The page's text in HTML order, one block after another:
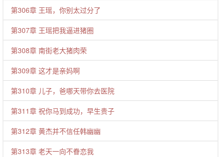
第306章 王瑶，你别太过分了
第307章 王瑶把我逼进猪圈
第308章 南街老大猪肉荣
第309章 这才是亲妈啊
第310章 儿子，爸哪天带你去医院
第311章 祝你马到成功，早生贵子
第312章 黄杰并不信任韩幽幽
第313章 老天一向不眷恋我